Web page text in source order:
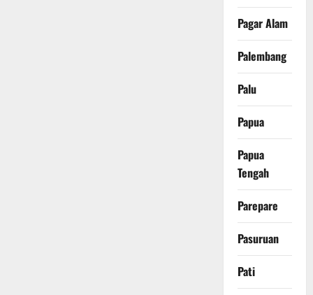
Pagar Alam
Palembang
Palu
Papua
Papua
Tengah
Parepare
Pasuruan
Pati